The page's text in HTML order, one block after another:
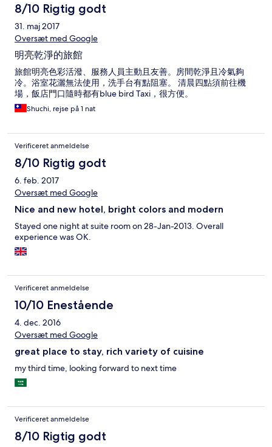
8/10 Rigtig godt
31. maj 2017
Oversæt med Google
明亮乾淨的旅館
旅館明亮色彩活潑、服務人員主動且友善。房間乾淨且冷氣夠
冷。浴室花灑無法使用，洗手台有點阻塞。 清晨四點須前往機
場，飯店門口隨時都有blue bird Taxi，很方便。
Shuchi, rejse på 1 nat
Verificeret anmeldelse
8/10 Rigtig godt
6. feb. 2017
Oversæt med Google
Nice and new hotel, bright colors and modern
Stayed one night at suite room on 28-Jan-2013. Overall
experience was OK.
Verificeret anmeldelse
10/10 Enestående
4. dec. 2016
Oversæt med Google
great place to stay, rich variety of cuisine
my third time, looking forward to next time
Verificeret anmeldelse
8/10 Rigtig godt